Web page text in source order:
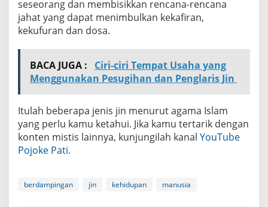
seseorang dan membisikkan rencana-rencana
jahat yang dapat menimbulkan kekafiran,
kekufuran dan dosa.
BACA JUGA :
Ciri-ciri Tempat Usaha yang
Menggunakan Pesugihan dan Penglaris Jin
Itulah beberapa jenis jin menurut agama Islam
yang perlu kamu ketahui. Jika kamu tertarik dengan
konten mistis lainnya, kunjungilah kanal YouTube
Pojoke Pati.
berdampingan jin kehidupan manusia